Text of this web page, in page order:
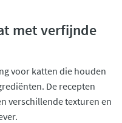
met verfijnde
voor katten die houden
De recepten
verschillende texturen en